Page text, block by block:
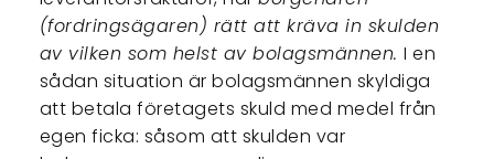
(fordringsägaren) rätt att kräva in skulden
av vilken som helst av bolagsmännen.I en
sådan situation är bolagsmännen skyldiga
att betala företagets skuld med medel från
egen ficka: såsom att skulden var